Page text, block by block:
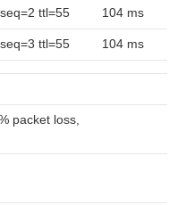
ttl=55 104 ms
ttl=55 104 ms
packet loss,